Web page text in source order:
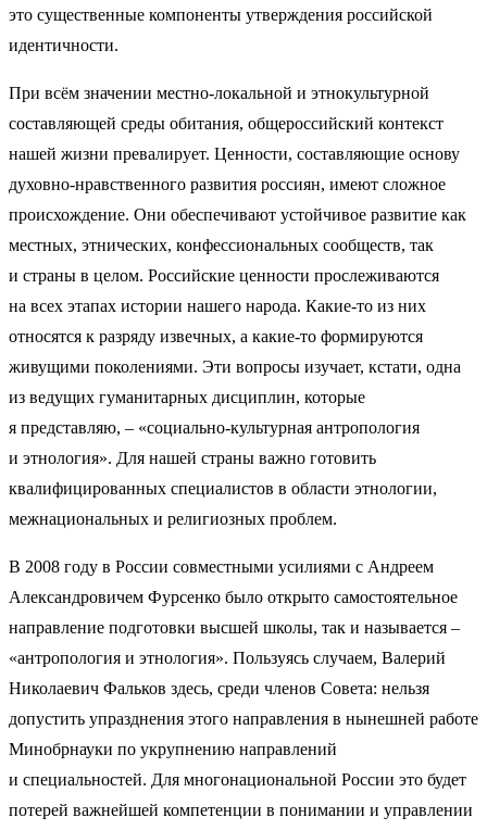
это существенные компоненты утверждения российской
идентичности.
При всём значении местно-локальной и этнокультурной
составляющей среды обитания, общероссийский контекст
нашей жизни превалирует. Ценности, составляющие основу
духовно-нравственного развития россиян, имеют сложное
происхождение. Они обеспечивают устойчивое развитие как
местных, этнических, конфессиональных сообществ, так
и страны в целом. Российские ценности прослеживаются
на всех этапах истории нашего народа. Какие-то из них
относятся к разряду извечных, а какие-то формируются
живущими поколениями. Эти вопросы изучает, кстати, одна
из ведущих гуманитарных дисциплин, которые
я представляю, – «социально-культурная антропология
и этнология». Для нашей страны важно готовить
квалифицированных специалистов в области этнологии,
межнациональных и религиозных проблем.
В 2008 году в России совместными усилиями с Андреем
Александровичем Фурсенко было открыто самостоятельное
направление подготовки высшей школы, так и называется –
«антропология и этнология». Пользуясь случаем, Валерий
Николаевич Фальков здесь, среди членов Совета: нельзя
допустить упразднения этого направления в нынешней работе
Минобрнауки по укрупнению направлений
и специальностей. Для многонациональной России это будет
потерей важнейшей компетенции в понимании и управлении